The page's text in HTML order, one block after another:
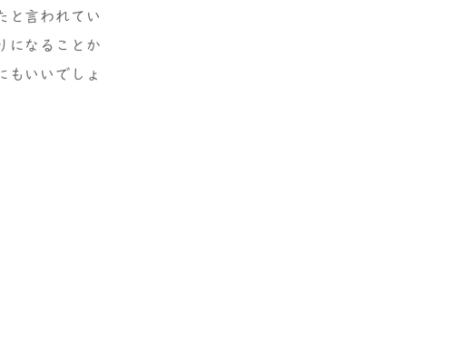
と言われてい
になることか
もいいでしょ